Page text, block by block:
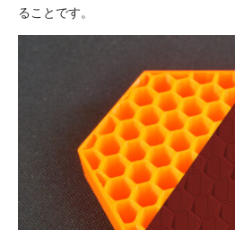
ることです。